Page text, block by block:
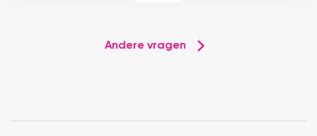
Andere vragen